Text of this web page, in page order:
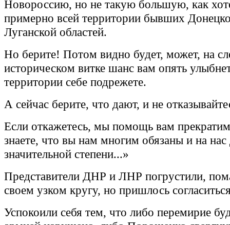
Новороссию, но не такую большую, как
примерно всей территории бывших
Луганской областей.
Но берите! Потом видно будет, может, на
историческом витке шанс вам опять
территории себе подрежете.
А сейчас берите, что дают, и не
Если откажетесь, мы помощь вам
знаете, что вы нам многим обязаны и на нас
значительной степени...»
Представители ДНР и ЛНР погрустили,
своем узком кругу, но пришлось
Успокоили себя тем, что либо перемирие